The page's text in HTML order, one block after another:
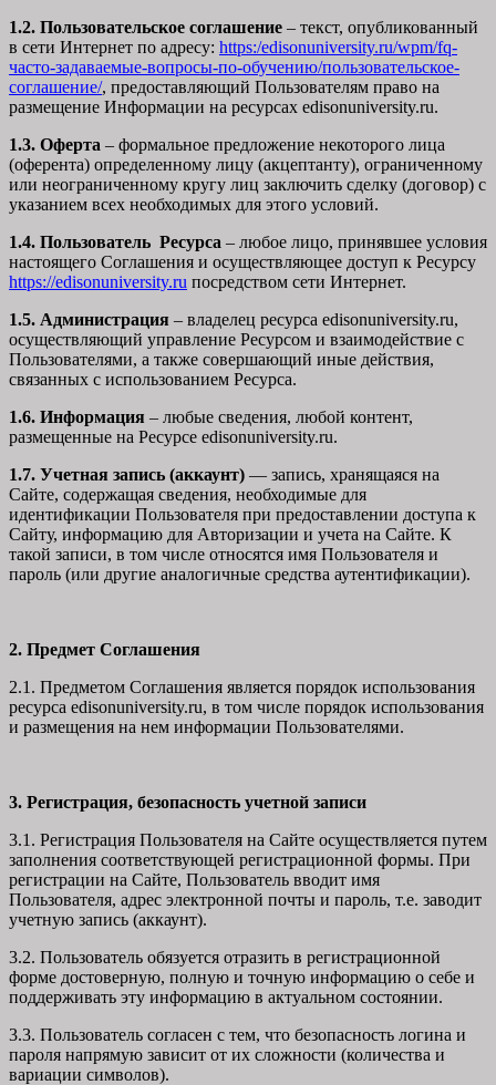
1.2. Пользовательское соглашение – текст, опубликованный
в сети Интернет по адресу: https:/edisonuniversity.ru/wpm/fq-
часто-задаваемые-вопросы-по-обучению/пользовательское-
соглашение/, предоставляющий Пользователям право на
размещение Информации на ресурсах edisonuniversity.ru.
1.3. Оферта – формальное предложение некоторого лица
(оферента) определенному лицу (акцептанту), ограниченному
или неограниченному кругу лиц заключить сделку (договор) с
указанием всех необходимых для этого условий.
1.4. Пользователь Ресурса – любое лицо, принявшее условия
настоящего Соглашения и осуществляющее доступ к Ресурсу
https://edisonuniversity.ru посредством сети Интернет.
1.5. Администрация – владелец ресурса edisonuniversity.ru,
осуществляющий управление Ресурсом и взаимодействие с
Пользователями, а также совершающий иные действия,
связанных с использованием Ресурса.
1.6. Информация – любые сведения, любой контент,
размещенные на Ресурсе edisonuniversity.ru.
1.7. Учетная запись (аккаунт) — запись, хранящаяся на
Сайте, содержащая сведения, необходимые для
идентификации Пользователя при предоставлении доступа к
Сайту, информацию для Авторизации и учета на Сайте. К
такой записи, в том числе относятся имя Пользователя и
пароль (или другие аналогичные средства аутентификации).
2. Предмет Соглашения
2.1. Предметом Соглашения является порядок использования
ресурса edisonuniversity.ru, в том числе порядок использования
и размещения на нем информации Пользователями.
3. Регистрация, безопасность учетной записи
3.1. Регистрация Пользователя на Сайте осуществляется путем
заполнения соответствующей регистрационной формы. При
регистрации на Сайте, Пользователь вводит имя
Пользователя, адрес электронной почты и пароль, т.е. заводит
учетную запись (аккаунт).
3.2. Пользователь обязуется отразить в регистрационной
форме достоверную, полную и точную информацию о себе и
поддерживать эту информацию в актуальном состоянии.
3.3. Пользователь согласен с тем, что безопасность логина и
пароля напрямую зависит от их сложности (количества и
вариации символов).